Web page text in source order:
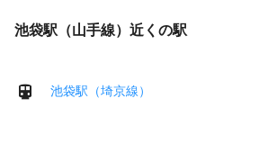
池袋駅（山手線）近くの駅
池袋駅（埼京線）